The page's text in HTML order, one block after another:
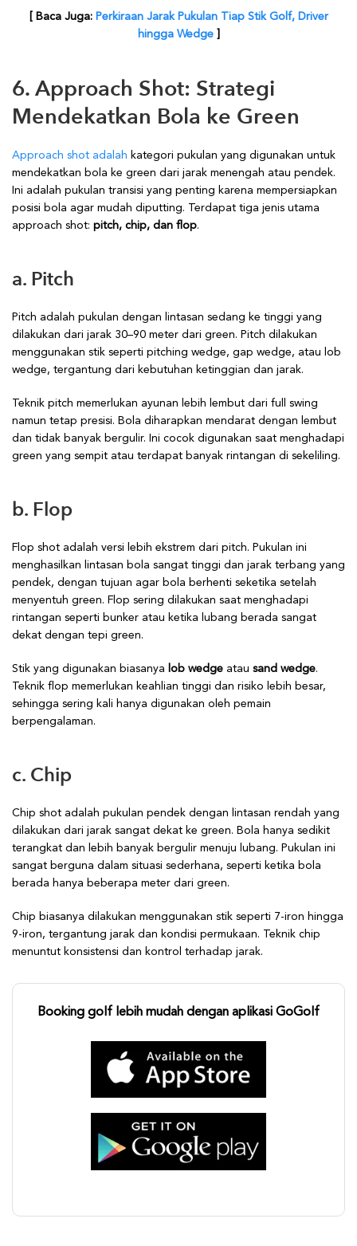
[ Baca Juga: Perkiraan Jarak Pukulan Tiap Stik Golf, Driver
hingga Wedge]
6. Approach Shot: Strategi
Mendekatkan Bola ke Green
Approach shot adalah kategori pukulan yang digunakan untuk
mendekatkan bola ke green dari jarak menengah atau pendek.
Ini adalah pukulan transisi yang penting karena mempersiapkan
posisi bola agar mudah diputting. Terdapat tiga jenis utama
approach shot: pitch, chip, dan flop.
a. Pitch
Pitch adalah pukulan dengan lintasan sedang ke tinggi yang
dilakukan dari jarak 30–90 meter dari green. Pitch dilakukan
menggunakan stik seperti pitching wedge, gap wedge, atau lob
wedge, tergantung dari kebutuhan ketinggian dan jarak.
Teknik pitch memerlukan ayunan lebih lembut dari full swing
namun tetap presisi. Bola diharapkan mendarat dengan lembut
dan tidak banyak bergulir. Ini cocok digunakan saat menghadapi
green yang sempit atau terdapat banyak rintangan di sekeliling.
b. Flop
Flop shot adalah versi lebih ekstrem dari pitch. Pukulan ini
menghasilkan lintasan bola sangat tinggi dan jarak terbang yang
pendek, dengan tujuan agar bola berhenti seketika setelah
menyentuh green. Flop sering dilakukan saat menghadapi
rintangan seperti bunker atau ketika lubang berada sangat
dekat dengan tepi green.
Stik yang digunakan biasanya lob wedge atau sand wedge.
Teknik flop memerlukan keahlian tinggi dan risiko lebih besar,
sehingga sering kali hanya digunakan oleh pemain
berpengalaman.
c. Chip
Chip shot adalah pukulan pendek dengan lintasan rendah yang
dilakukan dari jarak sangat dekat ke green. Bola hanya sedikit
terangkat dan lebih banyak bergulir menuju lubang. Pukulan ini
sangat berguna dalam situasi sederhana, seperti ketika bola
berada hanya beberapa meter dari green.
Chip biasanya dilakukan menggunakan stik seperti 7-iron hingga
9-iron, tergantung jarak dan kondisi permukaan. Teknik chip
menuntut konsistensi dan kontrol terhadap jarak.
Booking golf lebih mudah dengan aplikasi GoGolf